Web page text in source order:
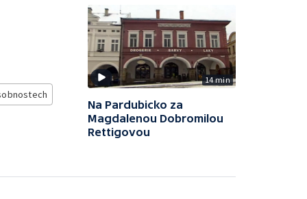
14 min
Na Pardubicko za
Magdalenou Dobromilou
Rettigovou